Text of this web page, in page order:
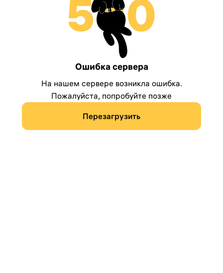
Ошибка сервера
На нашем сервере возникла ошибка.
Пожалуйста, попробуйте позже
Перезагрузить